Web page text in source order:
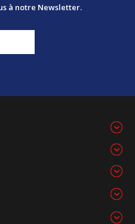
à notre Newsletter.